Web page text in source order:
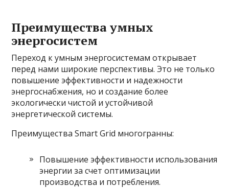
Преимущества умных
энергосистем
Переход к умным энергосистемам открывает
перед нами широкие перспективы. Это не только
повышение эффективности и надежности
энергоснабжения, но и создание более
экологически чистой и устойчивой
энергетической системы.
Преимущества Smart Grid многогранны:
Повышение эффективности использования
энергии за счет оптимизации
производства и потребления.